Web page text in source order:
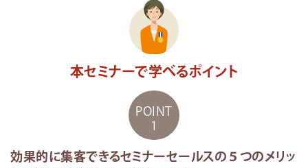
本セミナーで学べるポイント
POINT
1
効果的に集客できるセミナーセールスの５つのメリッ